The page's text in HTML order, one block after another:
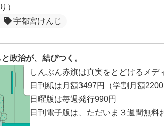
）
宇都宮けんじ
と政治が、結びつく。
しんぶん赤旗は真実をとどけるメデ
日刊紙は月額3497円（学割月額2200
日曜版は毎週発行990円
日刊電子版は、ただいま３週間無料